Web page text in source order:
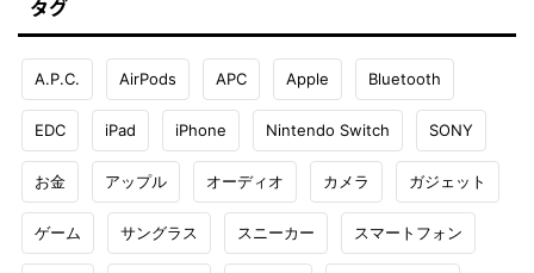
タグ
A.P.C. AirPods APC Apple Bluetooth
EDC iPad iPhone Nintendo Switch SONY
お金 アップル オーディオ カメラ ガジェット
ゲーム サングラス スニーカー スマートフォン